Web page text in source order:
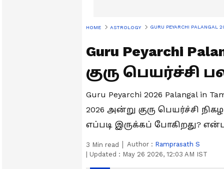
HOME ASTROLOGY GURU PEYARCHI
Guru Peyarchi
குரு பெயர்ச்சி
Guru Peyarchi 2026 Palangal
2026 அன்று குரு பெயர்ச்சி
எப்படி இருக்கப் போகிறது?
3 Min read Author : Ramprasath S
Updated : May 26 2026, 12:03 AM IST